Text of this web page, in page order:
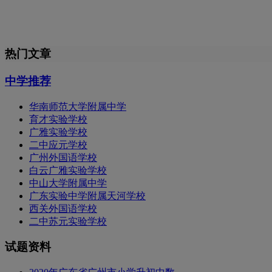
热门文章
中学推荐
华南师范大学附属中学
育才实验学校
广雅实验学校
二中应元学校
广州外国语学校
白云广雅实验学校
中山大学附属中学
广东实验中学附属天河学校
西关外国语学校
二中苏元实验学校
试题资料